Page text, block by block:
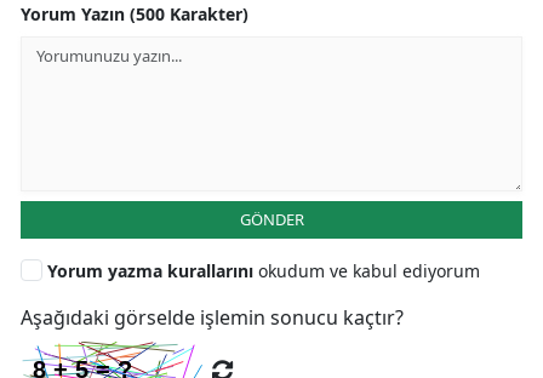
Yorum Yazın (500 Karakter)
GÖNDER
Yorum yazma kurallarını okudum ve kabul ediyorum
Aşağıdaki görselde işlemin sonucu kaçtır?